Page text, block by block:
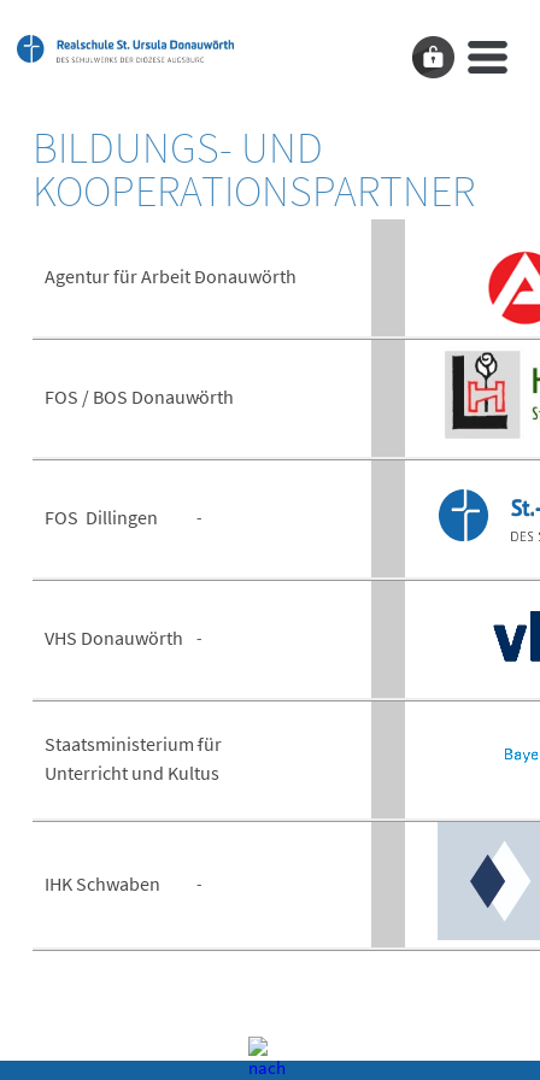
BILDUNGS- UND
KOOPERATIONSPARTNER
Agentur für Arbeit Donauwörth
FOS / BOS Donauwörth
FOS Dillingen
VHS Donauwörth
Staatsministerium für
Unterricht und Kultus
IHK Schwaben